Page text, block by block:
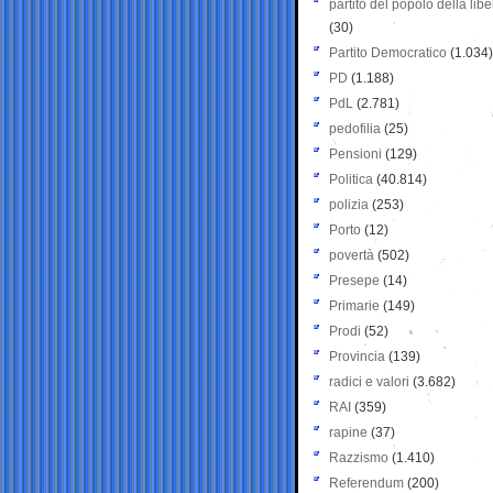
partito del popolo della
(30)
Partito Democratico (1.034)
PD (1.188)
PdL (2.781)
pedofilia (25)
Pensioni (129)
Politica (40.814)
polizia (253)
Porto (12)
povertà (502)
Presepe (14)
Primarie (149)
Prodi (52)
Provincia (139)
radici e valori (3.682)
RAI (359)
rapine (37)
Razzismo (1.410)
Referendum (200)